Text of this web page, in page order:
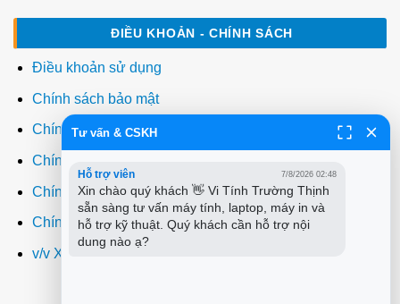
ĐIỀU KHOẢN - CHÍNH SÁCH
Điều khoản sử dụng
Chính sách bảo mật
Chính sách thanh toán
Chính sách giao hàng
Chính sách đổi trả
Chính sách bảo hành
v/v Xuất hóa đơn đỏ VAT
Tư vấn & CSKH
Hỗ trợ viên 7/8/2026 02:48
Xin chào quý khách 👋 Vi Tính Trường Thịnh
sẵn sàng tư vấn máy tính, laptop, máy in và
hỗ trợ kỹ thuật. Quý khách cần hỗ trợ nội
dung nào ạ?